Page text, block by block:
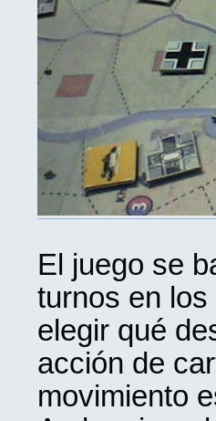
El juego se
turnos en
elegir qué
acción de
movimiento